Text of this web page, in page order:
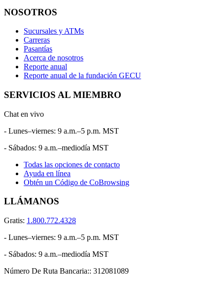
NOSOTROS
Sucursales y ATMs
Carreras
Pasantías
Acerca de nosotros
Reporte anual
Reporte anual de la fundación GECU
SERVICIOS AL MIEMBRO
Chat en vivo
- Lunes–viernes: 9 a.m.–5 p.m. MST
- Sábados: 9 a.m.–mediodía MST
Todas las opciones de contacto
Ayuda en línea
Obtén un Código de CoBrowsing
LLÁMANOS
Gratis: 1.800.772.4328
- Lunes–viernes: 9 a.m.–5 p.m. MST
- Sábados: 9 a.m.–mediodía MST
Número De Ruta Bancaria:: 312081089